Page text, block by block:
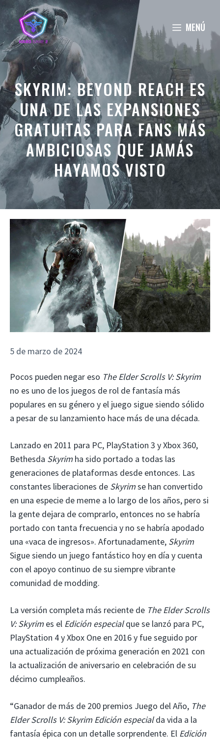
Saltar
contenido
MENÚ
SKYRIM: BEYOND REACH ES
UNA DE LAS EXPANSIONES
GRATUITAS PARA FANS MÁS
AMBICIOSAS QUE JAMÁS
HAYAMOS VISTO
5 de marzo de 2024
Pocos pueden negar eso The Elder Scrolls V: Skyrim
no es uno de los juegos de rol de fantasía más
populares en su género y el juego sigue siendo sólido
a pesar de su lanzamiento hace más de una década.
Lanzado en 2011 para PC, PlayStation 3 y Xbox 360,
Bethesda Skyrim ha sido portado a todas las
generaciones de plataformas desde entonces. Las
constantes liberaciones de Skyrimse han convertido
en una especie de meme a lo largo de los años, pero si
la gente dejara de comprarlo, entonces no se habría
portado con tanta frecuencia y no se habría apodado
una «vaca de ingresos». Afortunadamente, Skyrim
Sigue siendo un juego fantástico hoy en día y cuenta
con el apoyo continuo de su siempre vibrante
comunidad de modding.
La versión completa más reciente de The Elder Scrolls
V: Skyrim es el Edición especialque se lanzó para PC,
PlayStation 4 y Xbox One en 2016 y fue seguido por
una actualización de próxima generación en 2021 con
la actualización de aniversario en celebración de su
décimo cumpleaños.
“Ganador de más de 200 premios Juego del Año, The
Elder Scrolls V: Skyrim Edición especialda vida a la
fantasía épica con un detalle sorprendente. El Edición